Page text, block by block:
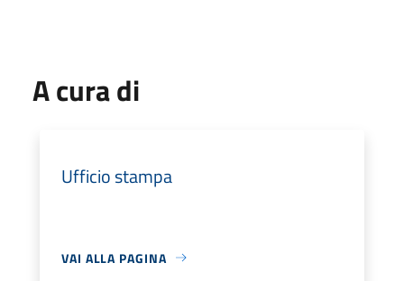
A cura di
Ufficio stampa
VAI ALLA PAGINA